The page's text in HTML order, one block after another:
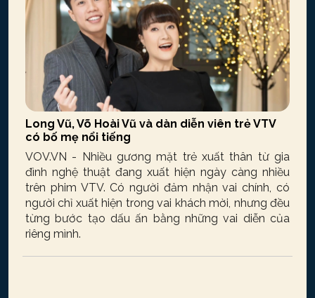
Long Vũ, Võ Hoài Vũ và dàn diễn viên trẻ VTV
có bố mẹ nổi tiếng
VOV.VN - Nhiều gương mặt trẻ xuất thân từ gia
đình nghệ thuật đang xuất hiện ngày càng nhiều
trên phim VTV. Có người đảm nhận vai chính, có
người chỉ xuất hiện trong vai khách mời, nhưng đều
từng bước tạo dấu ấn bằng những vai diễn của
riêng mình.